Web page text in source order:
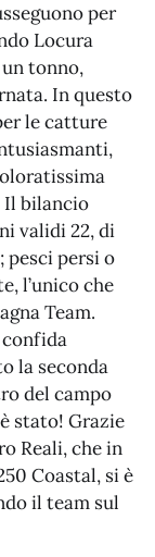
per
Locura
tonno,
In questo
le catture
Il bilancio
validi 22, di
pesci persi o
l’unico che
Team.
la seconda
del campo
stato! Grazie
Reali, che in
Coastal, si è
il team sul